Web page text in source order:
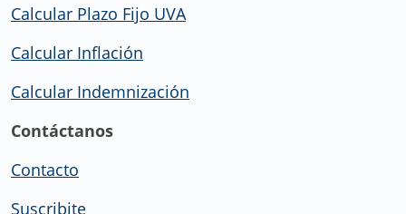
Calcular Plazo Fijo UVA
Calcular Inflación
Calcular Indemnización
Contáctanos
Contacto
Suscribite